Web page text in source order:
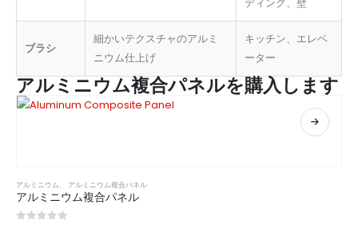
ブラシ
細かいテクスチャのアルミ
ニウム仕上げ
キッチン、エレベ
ーター
アルミニウム複合パネルを購入します
アルミニウム アルミニウム複合パネル
アルミニウム複合パネル